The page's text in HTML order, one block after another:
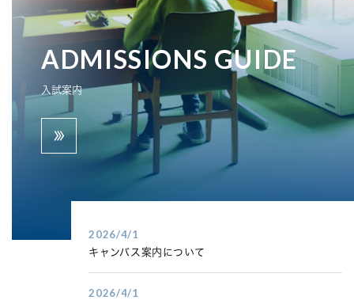
ADMISSIONS GUIDE
入試案内
2026/4/1
キャンパス案内について
2026/4/1